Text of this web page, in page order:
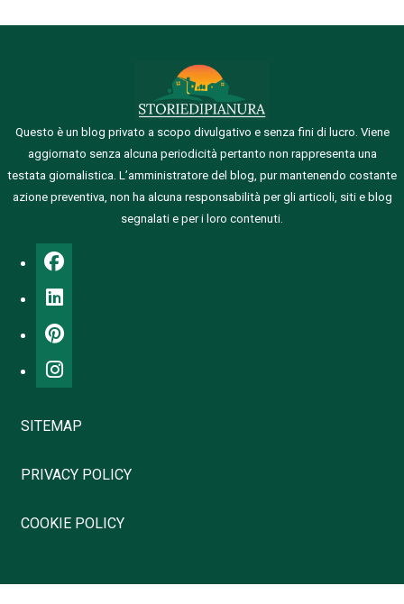
Questo è un blog privato a scopo divulgativo e senza fini di lucro. Viene
aggiornato senza alcuna periodicità pertanto non rappresenta una
testata giornalistica. L’amministratore del blog, pur mantenendo costante
azione preventiva, non ha alcuna responsabilità per gli articoli, siti e blog
segnalati e per i loro contenuti.
SITEMAP
PRIVACY POLICY
COOKIE POLICY